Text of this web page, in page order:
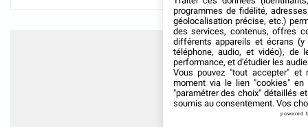
programmes de fidélité,
géolocalisation précise, etc.)
des services, contenus, offres
différents appareils et écrans (y
téléphone, audio, et vidéo), de
performance, et d'étudier les
Vous pouvez "tout accepter" et
moment via le lien "cookies" en
"paramétrer des choix" détaillés
soumis au consentement. Vos
powered